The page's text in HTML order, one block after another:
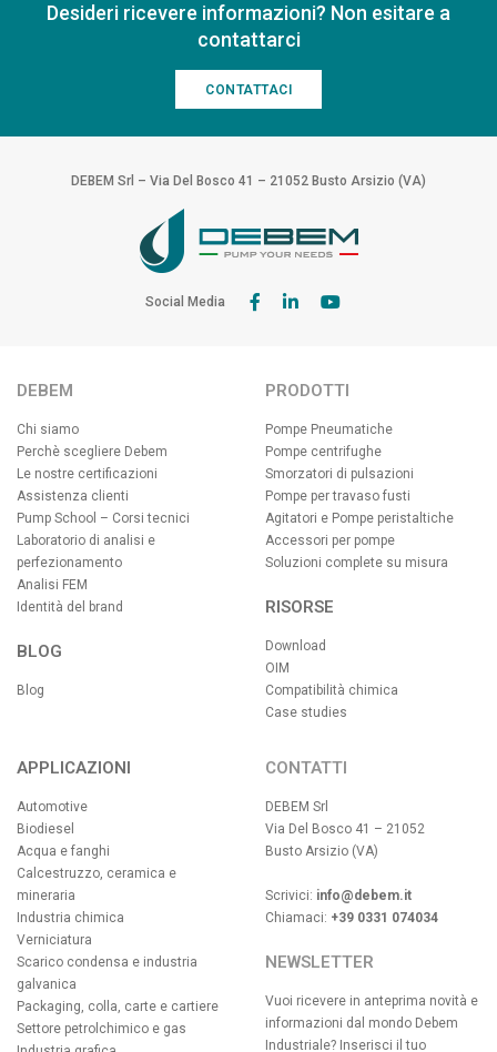
Desideri ricevere informazioni? Non esitare a
contattarci
CONTATTACI
DEBEM Srl – Via Del Bosco 41 – 21052 Busto Arsizio (VA)
Social Media
DEBEM
Chi siamo
Perchè scegliere Debem
Le nostre certificazioni
Assistenza clienti
Pump School – Corsi tecnici
Laboratorio di analisi e
perfezionamento
Analisi FEM
Identità del brand
BLOG
Blog
PRODOTTI
Pompe Pneumatiche
Pompe centrifughe
Smorzatori di pulsazioni
Pompe per travaso fusti
Agitatori e Pompe peristaltiche
Accessori per pompe
Soluzioni complete su misura
RISORSE
Download
OIM
Compatibilità chimica
Case studies
APPLICAZIONI
Automotive
Biodiesel
Acqua e fanghi
Calcestruzzo, ceramica e
mineraria
Industria chimica
Verniciatura
Scarico condensa e industria
galvanica
Packaging, colla, carte e cartiere
Settore petrolchimico e gas
CONTATTI
DEBEM Srl
Via Del Bosco 41 – 21052
Busto Arsizio (VA)
Scrivici: info@debem.it
Chiamaci: +39 0331 074034
NEWSLETTER
Vuoi ricevere in anteprima novità e
informazioni dal mondo Debem
Industriale? Inserisci il tuo